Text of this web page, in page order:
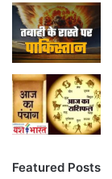
Featured Posts